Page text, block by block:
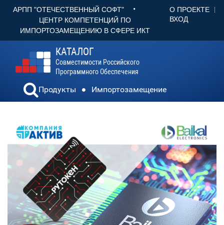
АРПП "ОТЕЧЕСТВЕННЫЙ СОФТ" •
ЦЕНТР КОМПЕТЕНЦИЙ ПО
ИМПОРТОЗАМЕЩЕНИЮ В СФЕРЕ ИКТ
О ПРОЕКТЕ
ВХОД
КАТАЛОГ
Совместимости Российского
Программного Обеспечения
Продукты Импортозамещение